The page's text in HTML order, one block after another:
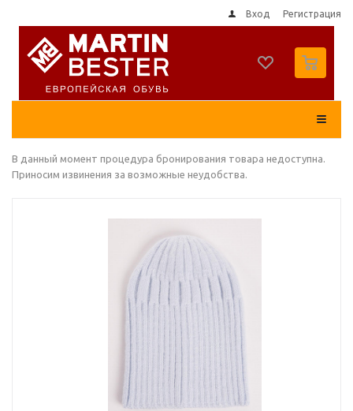
Вход Регистрация
В данный момент процедура бронирования товара недоступна.
Приносим извинения за возможные неудобства.